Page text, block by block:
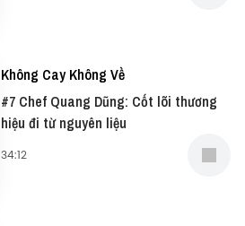
Không Cay Không Về
#7 Chef Quang Dũng: Cốt lõi thương
hiệu đi từ nguyên liệu
34:12